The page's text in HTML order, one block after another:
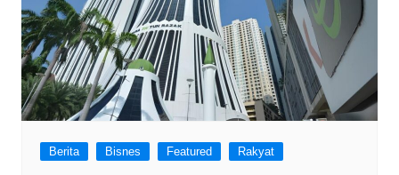
Berita Bisnes Featured Rakyat